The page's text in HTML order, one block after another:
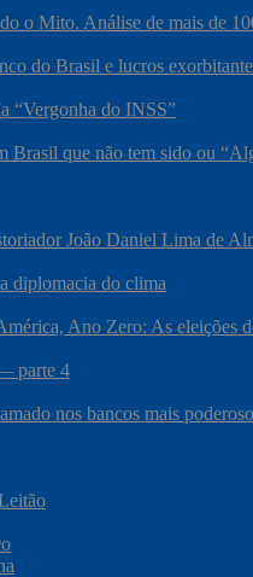
o Mito. Análise de mais de
do Brasil e lucros
“Vergonha do INSS”
Brasil que não tem sido ou
João Daniel Lima de
diplomacia do clima
Ano Zero: As eleições
parte 4
nos bancos mais